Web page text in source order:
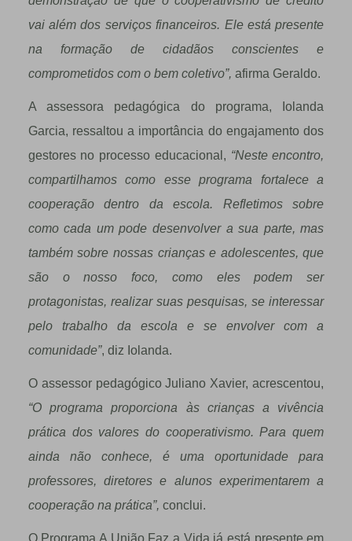
vai além dos serviços financeiros. Ele está presente
na formação de cidadãos conscientes e
comprometidos com o bem coletivo”, afirma Geraldo.
A assessora pedagógica do programa, Iolanda
Garcia, ressaltou a importância do engajamento dos
gestores no processo educacional, “Neste encontro,
compartilhamos como esse programa fortalece a
cooperação dentro da escola. Refletimos sobre
como cada um pode desenvolver a sua parte, mas
também sobre nossas crianças e adolescentes, que
são o nosso foco, como eles podem ser
protagonistas, realizar suas pesquisas, se interessar
pelo trabalho da escola e se envolver com a
comunidade”, diz Iolanda.
O assessor pedagógico Juliano Xavier, acrescentou,
“O programa proporciona às crianças a vivência
prática dos valores do cooperativismo. Para quem
ainda não conhece, é uma oportunidade para
professores, diretores e alunos experimentarem a
cooperação na prática”, conclui.